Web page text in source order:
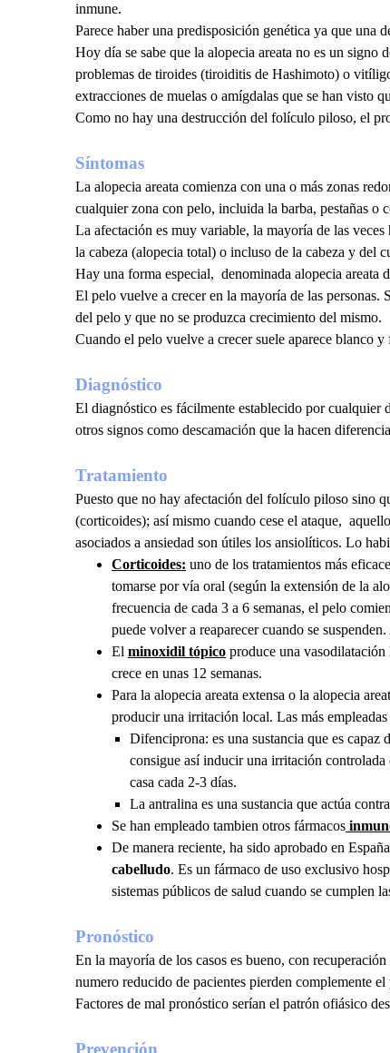
inmune.
Parece haber una predisposición genética ya que una
Hoy día se sabe que la alopecia areata no es un signo
problemas de tiroides (tiroiditis de Hashimoto) o
extracciones de muelas o amígdalas que se han visto
Como no hay una destrucción del folículo piloso, el
Síntomas
La alopecia areata comienza con una o más zonas
cualquier zona con pelo, incluida la barba, pestañas o
La afectación es muy variable, la mayoría de las veces
la cabeza (alopecia total) o incluso de la cabeza y del
Hay una forma especial, denominada alopecia areata
El pelo vuelve a crecer en la mayoría de las personas.
del pelo y que no se produzca crecimiento del mismo.
Cuando el pelo vuelve a crecer suele aparece blanco
Diagnóstico
El diagnóstico es fácilmente establecido por cualquier
otros signos como descamación que la hacen
Tratamiento
Puesto que no hay afectación del folículo piloso sino
(corticoides); así mismo cuando cese el ataque,
asociados a ansiedad son útiles los ansiolíticos. Lo
Corticoides: uno de los tratamientos más
tomarse por vía oral (según la extensión de la
frecuencia de cada 3 a 6 semanas, el pelo
puede volver a reaparecer cuando se
Elminoxidil tópico produce una
crece en unas 12 semanas.
Para la alopecia areata extensa o la alopecia
producir una irritación local. Las más empleadas
Difenciprona: es una sustancia que es
consigue así inducir una irritación
casa cada 2-3 días.
La antralina es una sustancia que actúa
Se han empleado tambien otros fármacos
De manera reciente, ha sido aprobado en
cabelludo. Es un fármaco de uso exclusivo
sistemas públicos de salud cuando se cumplen
Pronóstico
En la mayoría de los casos es bueno, con
numero reducido de pacientes pierden complemente
Factores de mal pronóstico serían el patrón ofiásico
Prevención